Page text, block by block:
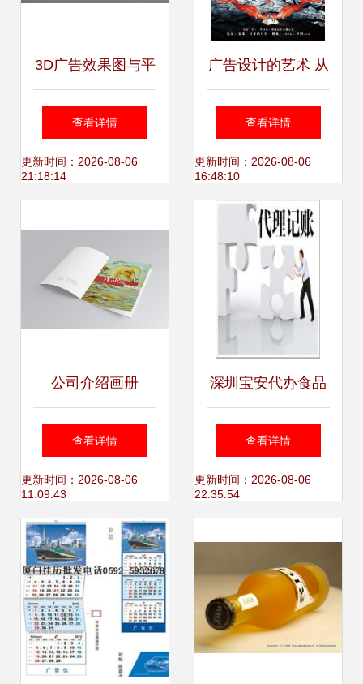
3D广告效果图与平
面设计的融合艺术
同行设计的新视角
查看详情
更新时间：2026-08-06
21:18:14
广告设计的艺术 从
概念到视觉的转化
之道
查看详情
更新时间：2026-08-06
16:48:10
公司介绍画册
查看详情
更新时间：2026-08-06
11:09:43
深圳宝安代办食品
生产许可证 专业服
务助力婺城企业合
查看详情
更新时间：2026-08-06
22:35:54